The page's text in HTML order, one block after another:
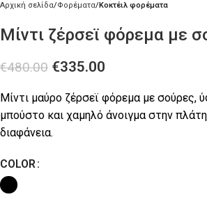
Αρχική σελίδα Φορέματα Κοκτέιλ φορέματα
Μίντι ζέρσεϊ φόρεμα με
€480.00 €335.00
Μίντι μαύρο ζέρσεϊ φόρεμα με σούρες,
μπούστο και χαμηλό άνοιγμα στην
διαφάνεια.
COLOR